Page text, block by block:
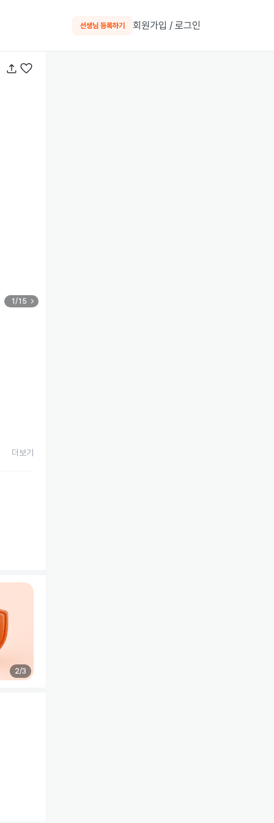
선생님 등록하기 회원가입 / 로그인
1/15
더보기
3/3